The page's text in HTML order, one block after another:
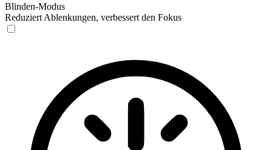
Blinden-Modus
Reduziert Ablenkungen, verbessert den Fokus